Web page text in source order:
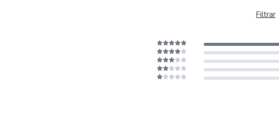
Filtrar